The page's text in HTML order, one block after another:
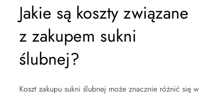
Jakie są koszty związane
z zakupem sukni
ślubnej?
Koszt zakupu sukni ślubnej może znacznie różnić się w